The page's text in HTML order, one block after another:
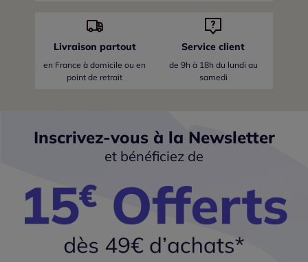
Livraison partout
en France à domicile ou en
point de retrait
Service client
de 9h à 18h du lundi au
samedi
Inscrivez-vous à la Newsletter
et bénéficiez de